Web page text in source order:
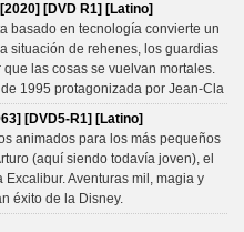
[DVD R1] [Latino]
basado en tecnología convierte un
situación de rehenes, los guardias
las cosas se vuelvan mortales.
1995 protagonizada por Jean-Cla
[DVD5-R1] [Latino]
animados para los más pequeños
(aquí siendo todavía joven), el
Aventuras mil, magia y
éxito de la Disney.